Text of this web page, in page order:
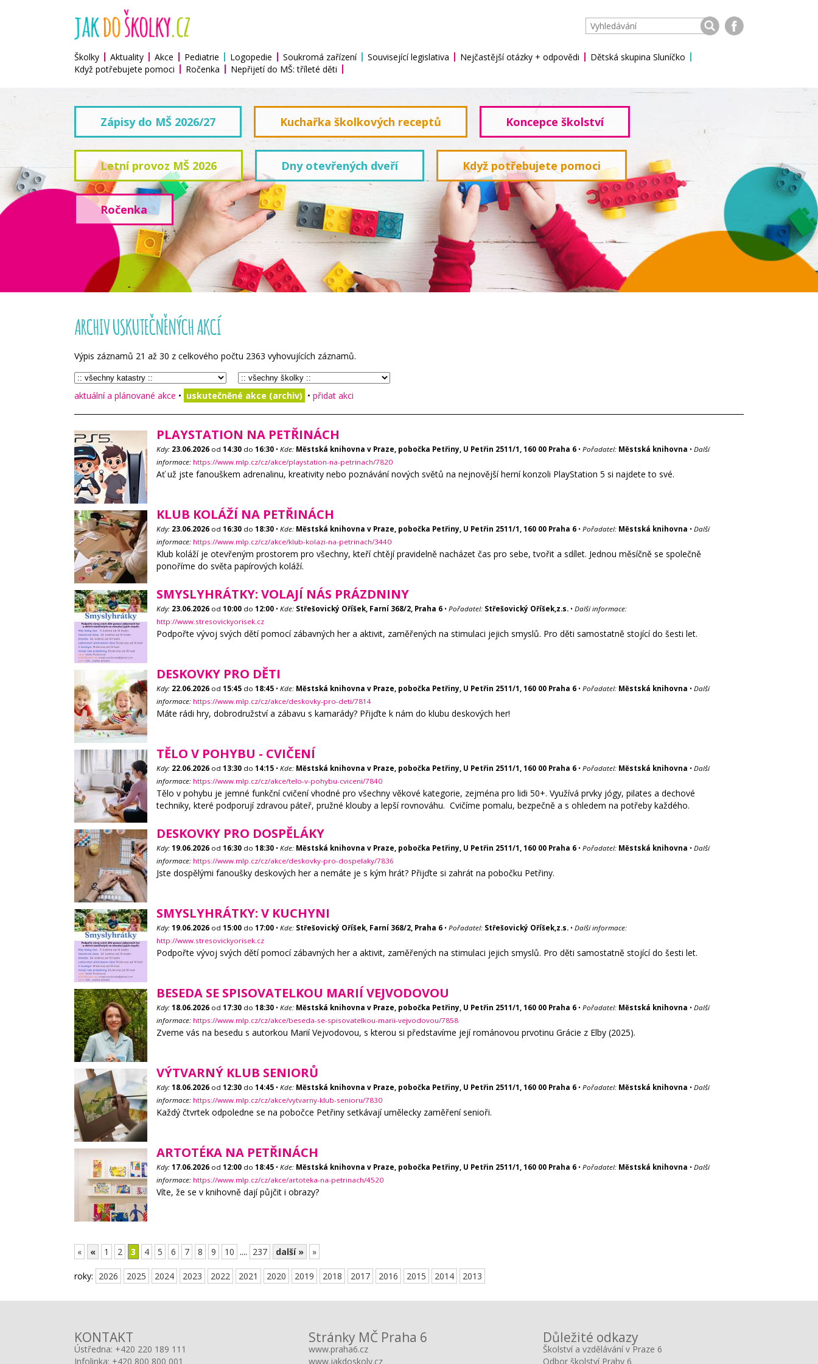
Školky Aktuality Akce Pediatrie Logopedie Soukromá zařízení Související legislativa Nejčastější otázky + odpovědi
Dětská skupina Sluníčko
Když potřebujete pomoci
Ročenka Nepřijetí do MŠ: tříleté děti
Zápisy do MŠ 2026/27 Kuchařka školkových receptů Koncepce školství
Letní provoz MŠ 2026 Dny otevřených dveří Když potřebujete pomoci
Ročenka
ARCHIV USKUTEČNĚNÝCH AKCÍ
Výpis záznamů 21 až 30 z celkového počtu 2363 vyhovujících záznamů.
aktuální a plánované akce • uskutečněné akce (archiv) • přidat akci
PLAYSTATION NA PETŘINÁCH
Kdy: 23.06.2026 od 14:30 do 16:30 • Kde: Městská knihovna v Praze, pobočka Petřiny, U Petřin 2511/1, 160 00 Praha 6 • Pořadatel: Městská knihovna • Další
informace: https://www.mlp.cz/cz/akce/playstation-na-petrinach/7820
Ať už jste fanouškem adrenalinu, kreativity nebo poznávání nových světů na nejnovější herní konzoli PlayStation 5 si najdete to své.
KLUB KOLÁŽÍ NA PETŘINÁCH
Kdy: 23.06.2026 od 16:30 do 18:30 • Kde: Městská knihovna v Praze, pobočka Petřiny, U Petřin 2511/1, 160 00 Praha 6 • Pořadatel: Městská knihovna • Další
informace: https://www.mlp.cz/cz/akce/klub-kolazi-na-petrinach/3440
Klub koláží je otevřeným prostorem pro všechny, kteří chtějí pravidelně nacházet čas pro sebe, tvořit a sdílet. Jednou měsíčně se společně
ponoříme do světa papírových koláží.
SMYSLYHRÁTKY: VOLAJÍ NÁS PRÁZDNINY
Kdy: 23.06.2026 od 10:00 do 12:00 • Kde: Střešovický Oříšek, Farní 368/2, Praha 6 • Pořadatel: Střešovický Oříšek,z.s. • Další informace:
http://www.stresovickyorisek.cz
Podpořte vývoj svých dětí pomocí zábavných her a aktivit, zaměřených na stimulaci jejich smyslů. Pro děti samostatně stojící do šesti let.
DESKOVKY PRO DĚTI
Kdy: 22.06.2026 od 15:45 do 18:45 • Kde: Městská knihovna v Praze, pobočka Petřiny, U Petřin 2511/1, 160 00 Praha 6 • Pořadatel: Městská knihovna • Další
informace: https://www.mlp.cz/cz/akce/deskovky-pro-deti/7814
Máte rádi hry, dobrodružství a zábavu s kamarády? Přijďte k nám do klubu deskových her!
TĚLO V POHYBU - CVIČENÍ
Kdy: 22.06.2026 od 13:30 do 14:15 • Kde: Městská knihovna v Praze, pobočka Petřiny, U Petřin 2511/1, 160 00 Praha 6 • Pořadatel: Městská knihovna • Další
informace: https://www.mlp.cz/cz/akce/telo-v-pohybu-cviceni/7840
Tělo v pohybu je jemné funkční cvičení vhodné pro všechny věkové kategorie, zejména pro lidi 50+. Využívá prvky jógy, pilates a dechové
techniky, které podporují zdravou páteř, pružné klouby a lepší rovnováhu. Cvičíme pomalu, bezpečně a s ohledem na potřeby každého.
DESKOVKY PRO DOSPĚLÁKY
Kdy: 19.06.2026 od 16:30 do 18:30 • Kde: Městská knihovna v Praze, pobočka Petřiny, U Petřin 2511/1, 160 00 Praha 6 • Pořadatel: Městská knihovna • Další
informace: https://www.mlp.cz/cz/akce/deskovky-pro-dospelaky/7836
Jste dospělými fanoušky deskových her a nemáte je s kým hrát? Přijďte si zahrát na pobočku Petřiny.
SMYSLYHRÁTKY: V KUCHYNI
Kdy: 19.06.2026 od 15:00 do 17:00 • Kde: Střešovický Oříšek, Farní 368/2, Praha 6 • Pořadatel: Střešovický Oříšek,z.s. • Další informace:
http://www.stresovickyorisek.cz
Podpořte vývoj svých dětí pomocí zábavných her a aktivit, zaměřených na stimulaci jejich smyslů. Pro děti samostatně stojící do šesti let.
BESEDA SE SPISOVATELKOU MARIÍ VEJVODOVOU
Kdy: 18.06.2026 od 17:30 do 18:30 • Kde: Městská knihovna v Praze, pobočka Petřiny, U Petřin 2511/1, 160 00 Praha 6 • Pořadatel: Městská knihovna • Další
informace: https://www.mlp.cz/cz/akce/beseda-se-spisovatelkou-marii-vejvodovou/7858
Zveme vás na besedu s autorkou Marií Vejvodovou, s kterou si představíme její románovou prvotinu Grácie z Elby (2025).
VÝTVARNÝ KLUB SENIORŮ
Kdy: 18.06.2026 od 12:30 do 14:45 • Kde: Městská knihovna v Praze, pobočka Petřiny, U Petřin 2511/1, 160 00 Praha 6 • Pořadatel: Městská knihovna • Další
informace: https://www.mlp.cz/cz/akce/vytvarny-klub-senioru/7830
Každý čtvrtek odpoledne se na pobočce Petřiny setkávají umělecky zaměření senioři.
ARTOTÉKA NA PETŘINÁCH
Kdy: 17.06.2026 od 12:00 do 18:45 • Kde: Městská knihovna v Praze, pobočka Petřiny, U Petřin 2511/1, 160 00 Praha 6 • Pořadatel: Městská knihovna • Další
informace: https://www.mlp.cz/cz/akce/artoteka-na-petrinach/4520
Víte, že se v knihovně dají půjčit i obrazy?
« « 1 2 3 4 5 6 7 8 9 10 .... 237 další » »
roky: 2026 2025 2024 2023 2022 2021 2020 2019 2018 2017 2016 2015 2014 2013
KONTAKT
Ústředna: +420 220 189 111
Infolinka: +420 800 800 001
Stránky MČ Praha 6
www.praha6.cz
www.jakdoskoly.cz
Důležité odkazy
Školství a vzdělávání v Praze 6
Odbor školství Prahy 6